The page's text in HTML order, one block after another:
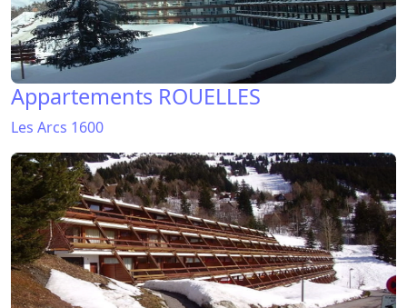
Appartements ROUELLES
Les Arcs 1600